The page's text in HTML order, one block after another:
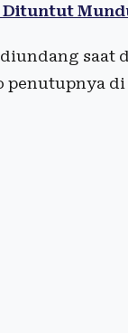
saat
penutupnya